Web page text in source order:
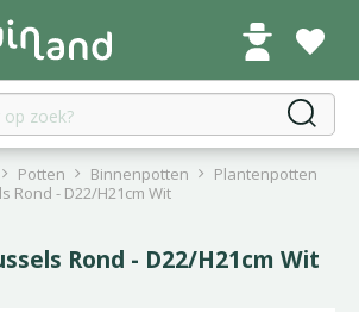
Potten Binnenpotten
Plantenpotten
Rond - D22/H21cm Wit
Rond - D22/H21cm Wit